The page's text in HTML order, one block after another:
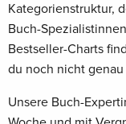
Kategorienstruktur,
Buch-
Bestseller-Charts
du noch nicht
Unsere Buch-